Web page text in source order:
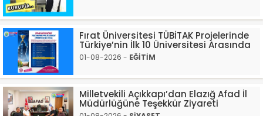
Fırat Üniversitesi TÜBİTAK Projelerinde
Türkiye’nin İlk 10 Üniversitesi Arasında
01-08-2026 - EĞİTİM
Milletvekili Açıkkapı’dan Elazığ Afad İl
Müdürlüğüne Teşekkür Ziyareti